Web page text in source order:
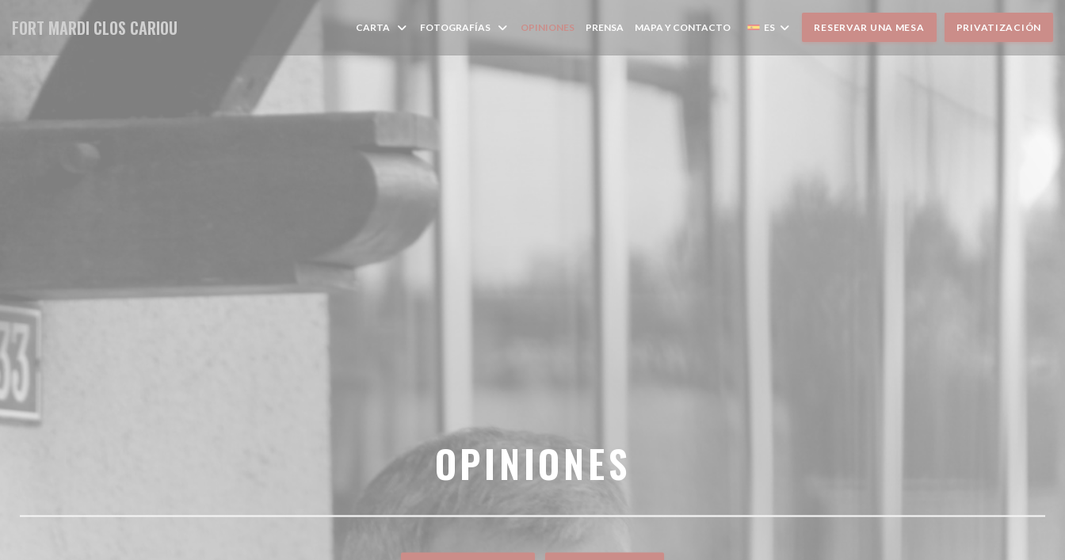
FORT MARDI CLOS CARIOU CARTA FOTOGRAFÍAS OPINIONES PRENSA MAPA Y CONTACTO ES RESERVAR UNA MESA PRIVATIZACIÓN
OPINIONES